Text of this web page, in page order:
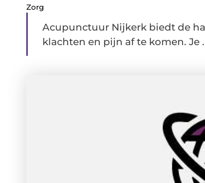
Zorg
Acupunctuur Nijkerk biedt de
klachten en pijn af te komen. Je